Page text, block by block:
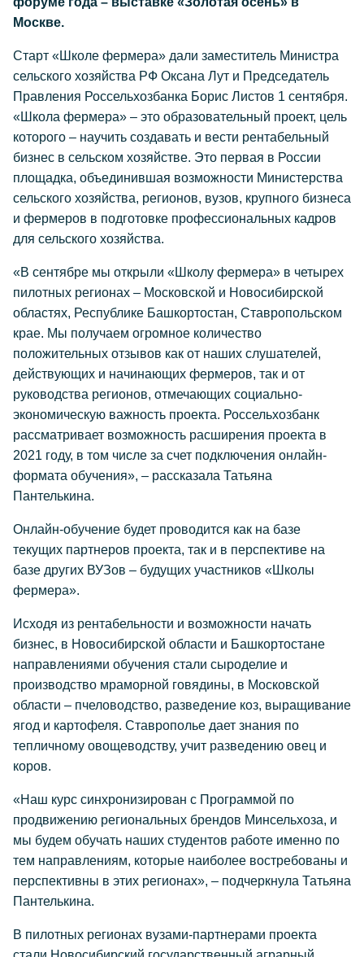
Москве.
Старт «Школе фермера» дали заместитель Министра
сельского хозяйства РФ Оксана Лут и Председатель
Правления Россельхозбанка Борис Листов 1 сентября.
«Школа фермера» – это образовательный проект, цель
которого – научить создавать и вести рентабельный
бизнес в сельском хозяйстве. Это первая в России
площадка, объединившая возможности Министерства
сельского хозяйства, регионов, вузов, крупного бизнеса
и фермеров в подготовке профессиональных кадров
для сельского хозяйства.
«В сентябре мы открыли «Школу фермера» в четырех
пилотных регионах – Московской и Новосибирской
областях, Республике Башкортостан, Ставропольском
крае. Мы получаем огромное количество
положительных отзывов как от наших слушателей,
действующих и начинающих фермеров, так и от
руководства регионов, отмечающих социально-
экономическую важность проекта. Россельхозбанк
рассматривает возможность расширения проекта в
2021 году, в том числе за счет подключения онлайн-
формата обучения», – рассказала Татьяна
Пантелькина.
Онлайн-обучение будет проводится как на базе
текущих партнеров проекта, так и в перспективе на
базе других ВУЗов – будущих участников «Школы
фермера».
Исходя из рентабельности и возможности начать
бизнес, в Новосибирской области и Башкортостане
направлениями обучения стали сыроделие и
производство мраморной говядины, в Московской
области – пчеловодство, разведение коз, выращивание
ягод и картофеля. Ставрополье дает знания по
тепличному овощеводству, учит разведению овец и
коров.
«Наш курс синхронизирован с Программой по
продвижению региональных брендов Минсельхоза, и
мы будем обучать наших студентов работе именно по
тем направлениям, которые наиболее востребованы и
перспективны в этих регионах», – подчеркнула Татьяна
Пантелькина.
В пилотных регионах вузами-партнерами проекта